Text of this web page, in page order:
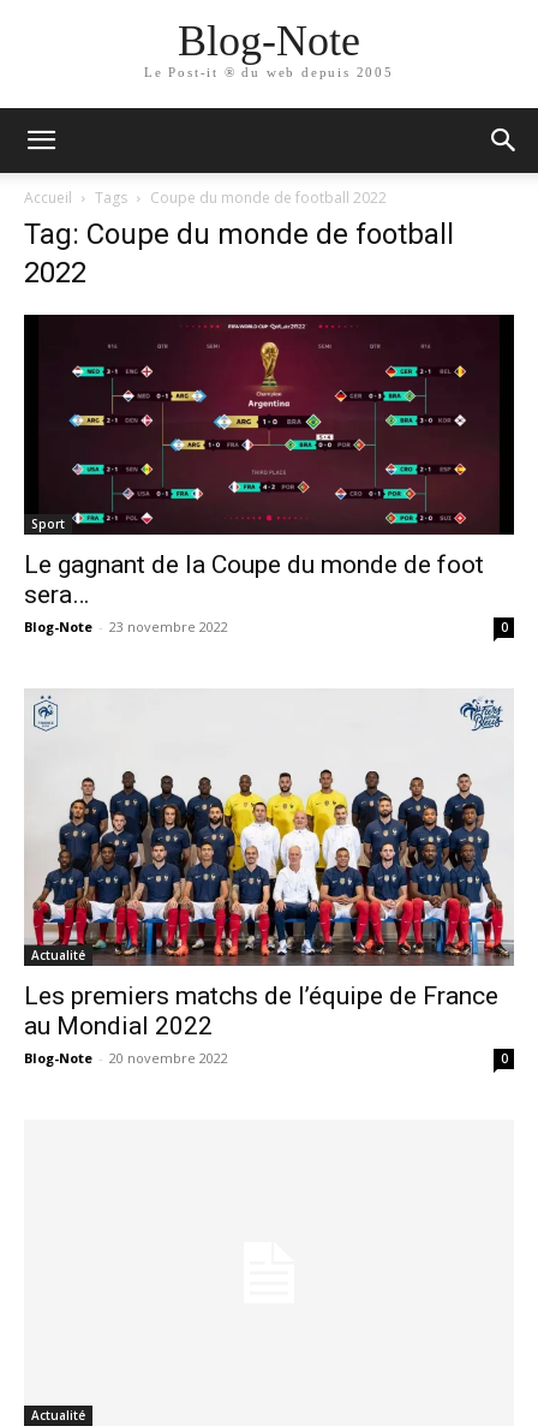
Blog-Note
Le Post-it ® du web depuis 2005
Accueil Tags Coupe du monde de football 2022
Tag: Coupe du monde de football
2022
Sport
Le gagnant de la Coupe du monde de foot
sera…
Blog-Note - 23 novembre 2022 0
Actualité
Les premiers matchs de l’équipe de France
au Mondial 2022
Blog-Note - 20 novembre 2022 0
Actualité